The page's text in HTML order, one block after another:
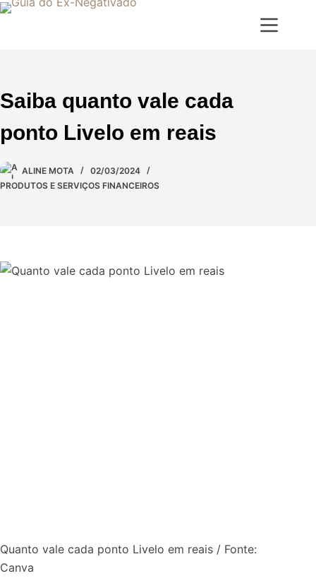
Saiba quanto vale cada
ponto Livelo em reais
ALINE MOTA
02/03/2024
PRODUTOS E SERVIÇOS FINANCEIROS
Quanto vale cada ponto Livelo em reais / Fonte:
Canva